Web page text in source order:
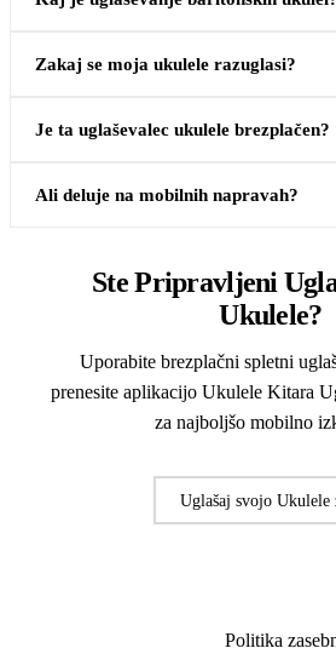
Zakaj se moja ukulele razuglasi?
Je ta uglaševalec ukulele brezplačen?
Ali deluje na mobilnih napravah?
Ste Pripravljeni
Ukulele?
Uporabite brezplačni spletni
prenesite aplikacijo Ukulele Kitara
za najboljšo mobilno
Uglašaj svojo Ukulele
Politika